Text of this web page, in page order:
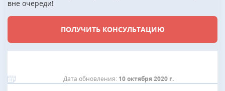
вне очереди!
ПОЛУЧИТЬ КОНСУЛЬТАЦИЮ
Дата обновления: 10 октября 2020 г.